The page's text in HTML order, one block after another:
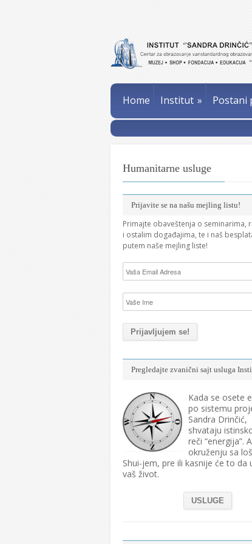
Home Institut » Postani
Humanitarne usluge
Prijavite se na našu mejling listu!
Primajte obaveštenja o seminarima,
i ostalim događajima, te i naš
putem naše mejling liste!
Pregledajte zvanični sajt usluga
Kada se osete
po sistemu
Sandra Drinčić,
shvataju
reči “energija”.
okruženju sa
Shui-jem, pre ili kasnije će to da
vaš život.
USLUGE